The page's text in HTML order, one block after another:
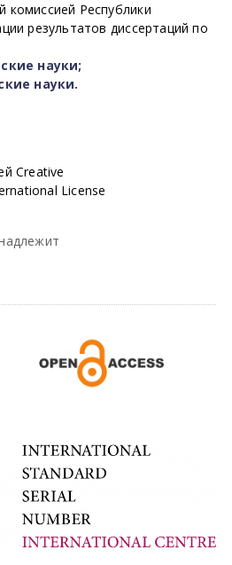
комиссией Республики
результатов диссертаций по
науки;
науки.
Creative
License